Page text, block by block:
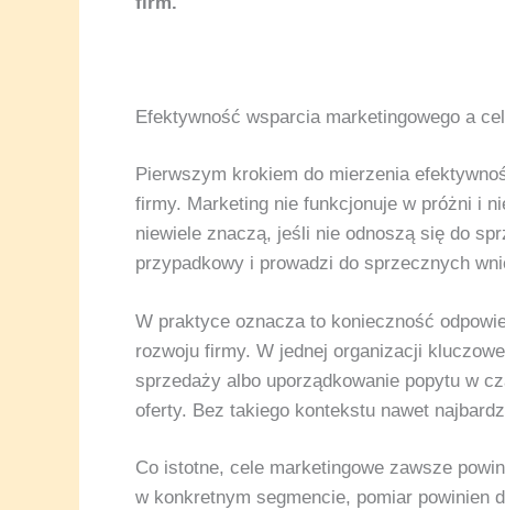
Efektywność wsparcia marketingowego a
Pierwszym krokiem do mierzenia
firmy. Marketing nie funkcjonuje w próżni i
niewiele znaczą, jeśli nie odnoszą się do
przypadkowy i prowadzi do sprzecznych
W praktyce oznacza to konieczność
rozwoju firmy. W jednej organizacji
sprzedaży albo uporządkowanie popytu w
oferty. Bez takiego kontekstu nawet
Co istotne, cele marketingowe zawsze
w konkretnym segmencie, pomiar powinien